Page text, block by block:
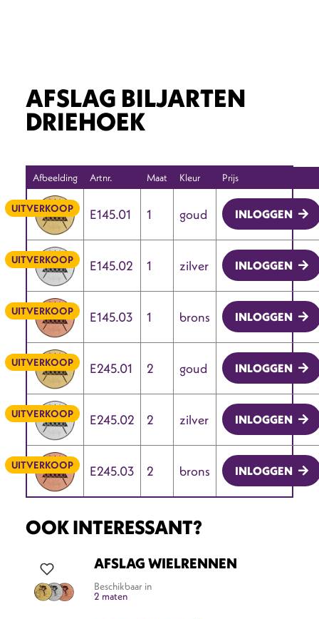
AFSLAG BILJARTEN
DRIEHOEK
Afbeelding Artnr. Maat Kleur Prijs
UITVERKOOP E145.01 1 goud INLOGGEN
UITVERKOOP E145.02 1 zilver INLOGGEN
UITVERKOOP E145.03 1 brons INLOGGEN
UITVERKOOP E245.01 2 goud INLOGGEN
UITVERKOOP E245.02 2 zilver INLOGGEN
UITVERKOOP E245.03 2 brons INLOGGEN
OOK INTERESSANT?
AFSLAG WIELRENNEN
Beschikbaar in
2 maten